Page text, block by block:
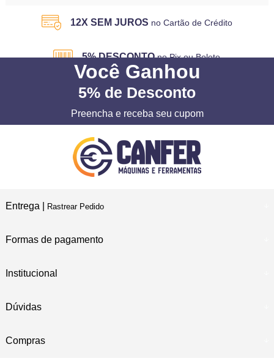
12X SEM JUROS no Cartão de Crédito
5% DESCONTO no Pix ou Boleto
Você Ganhou
5% de Desconto
Preencha e receba seu cupom
Entrega | Rastrear Pedido
Formas de pagamento
Institucional
Dúvidas
Compras